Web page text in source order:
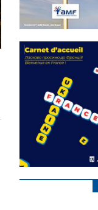
Statut de
l’élu local
Mise à jour avril
2024
FEUILLETER